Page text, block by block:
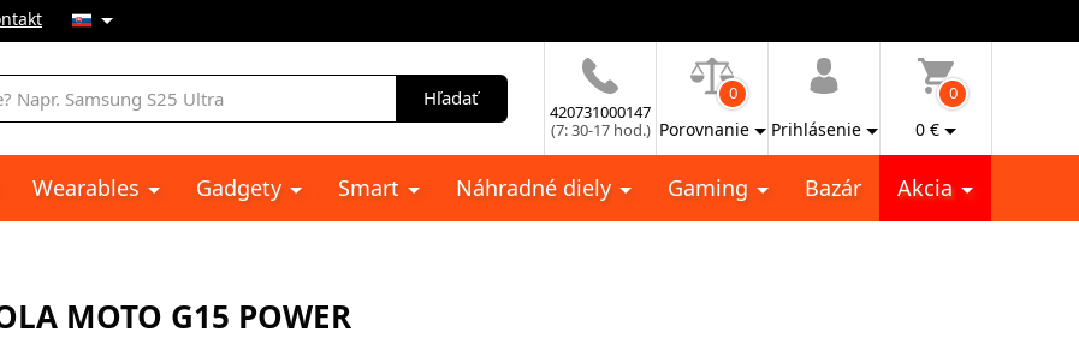
Hľadať
420731000147
(7: 30-17 hod.)
0
Porovnanie Prihlásenie
0
0 €
Wearables Gadgety Smart Náhradné diely Gaming Bazár Akcia
MOTO G15 POWER